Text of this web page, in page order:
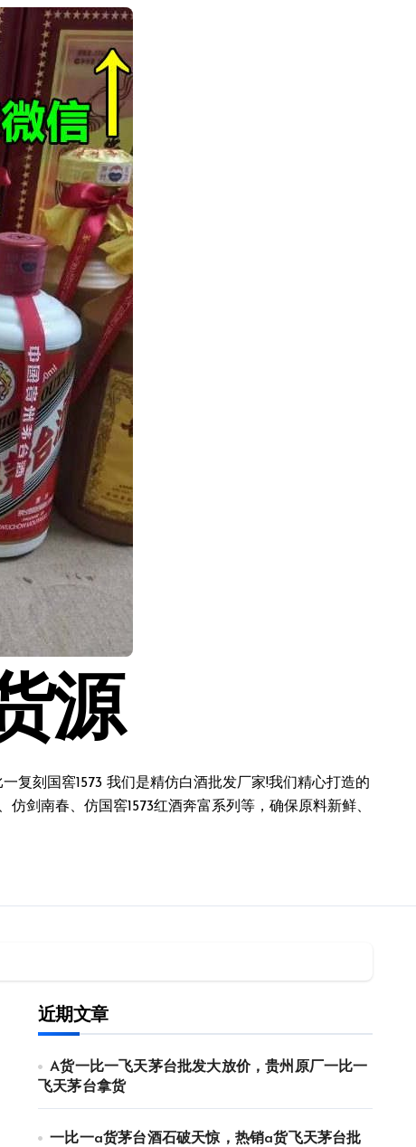
源
复刻国窖1573 我们是精仿白酒批发厂家!我们精心打造的
剑南春、仿国窖1573红酒奔富系列等，确保原料新鲜、
近期文章
A货一比一飞天茅台批发大放价，贵州原厂一比一
飞天茅台拿货
一比一a货茅台酒石破天惊，热销a货飞天茅台批